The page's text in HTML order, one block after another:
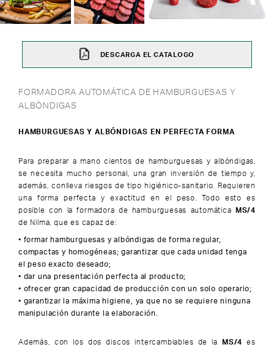
FORMADORA AUTOMÁTICA DE HAMBURGUESAS Y
ALBÓNDIGAS
HAMBURGUESAS Y ALBÓNDIGAS EN PERFECTA FORMA
Para preparar a mano cientos de hamburguesas y albóndigas,
se necesita mucho personal, una gran inversión de tiempo y,
además, conlleva riesgos de tipo higiénico-sanitario. Requieren
una forma perfecta y exactitud en el peso. Todo esto es
posible con la formadora de hamburguesas automática MS/4
de Nilma, que es capaz de:
formar hamburguesas y albóndigas de forma regular,
compactas y homogéneas; garantizar que cada unidad tenga
el peso exacto deseado;
dar una presentación perfecta al producto;
ofrecer gran capacidad de producción con un solo operario;
garantizar la máxima higiene, ya que no se requiere ninguna
manipulación durante la elaboración.
Además, con los dos discos intercambiables de laMS/4 es
DESCARGA EL CATALOGO